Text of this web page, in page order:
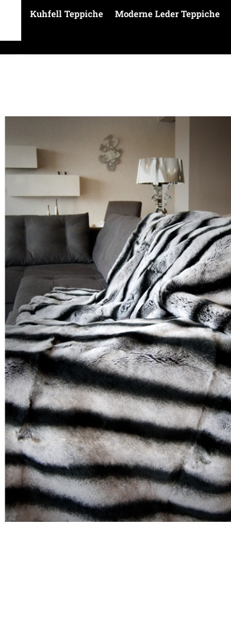
Kuhfell Teppiche Moderne Leder Teppiche